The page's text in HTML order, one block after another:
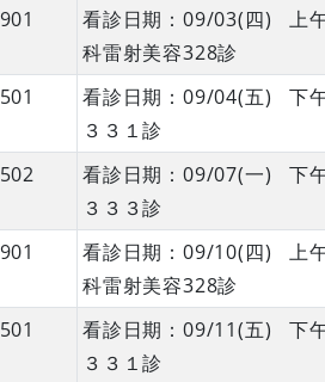
看診日期：09/03(四) 上
科雷射美容328診
看診日期：09/04(五) 下
３３１診
看診日期：09/07(一) 下
３３３診
看診日期：09/10(四) 上
科雷射美容328診
看診日期：09/11(五) 下
３３１診